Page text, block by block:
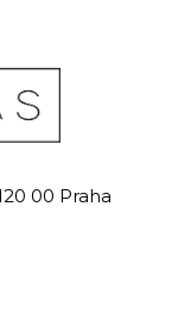
00 Praha